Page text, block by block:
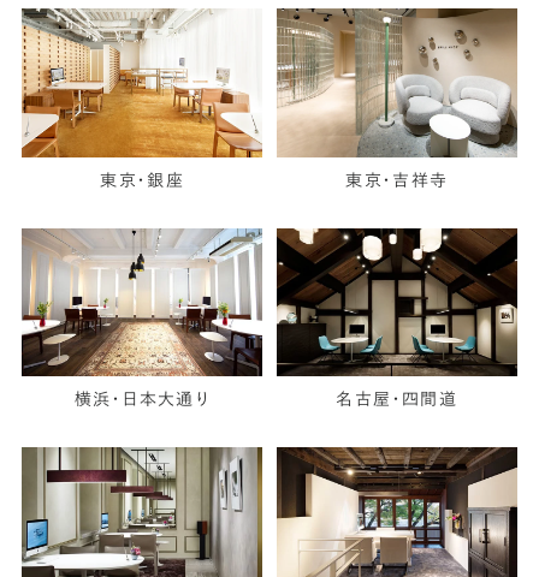
東京・銀座 東京・吉祥寺
横浜・日本大通り 名古屋・四間道